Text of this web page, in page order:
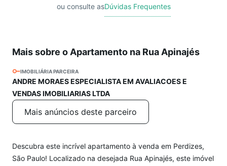
ou consulte asDúvidas Frequentes
Mais sobre o Apartamento na Rua Apinajés
IMOBILIÁRIA PARCEIRA
ANDRE MORAES ESPECIALISTA EM AVALIACOES E
VENDAS IMOBILIARIAS LTDA
Mais anúncios deste parceiro
Descubra este incrível apartamento à venda em Perdizes,
São Paulo! Localizado na desejada Rua Apinajés, este imóvel